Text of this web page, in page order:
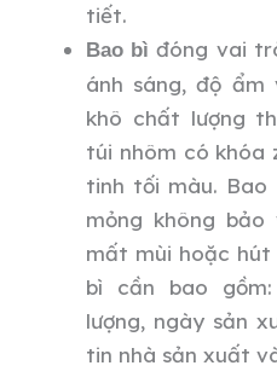
tiết.
Bao bì đóng vai
ánh sáng, độ
khô chất lượng
túi nhôm có khóa
tinh tối màu.
mỏng không
mất mùi hoặc
bì cần bao
lượng, ngày sản
tin nhà sản xuất